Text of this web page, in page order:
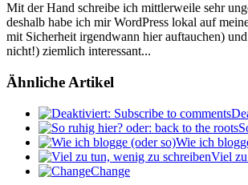
Mit der Hand schreibe ich mittlerweile sehr
deshalb habe ich mir WordPress lokal auf
mit Sicherheit irgendwann hier auftauchen)
nicht!) ziemlich interessant...
Ähnliche Artikel
Wie ich
Viel
Change